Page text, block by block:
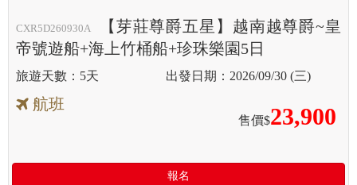
CXR5D260930A
【芽莊尊爵五星】越南越尊爵~皇
帝號遊船+海上竹桶船+珍珠樂園5日
5天 2026/09/30 (三)
航班
售價$23,900
報名